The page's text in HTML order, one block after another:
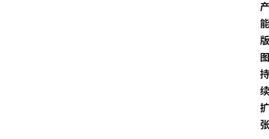
产
能
版
图
持
续
扩
张